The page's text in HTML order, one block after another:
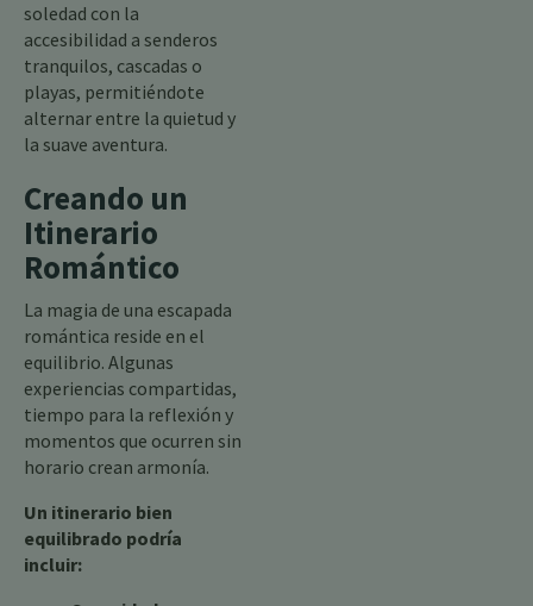
soledad con la
accesibilidad a senderos
tranquilos, cascadas o
playas, permitiéndote
alternar entre la quietud y
la suave aventura.
Creando un
Itinerario
Romántico
La magia de una escapada
romántica reside en el
equilibrio. Algunas
experiencias compartidas,
tiempo para la reflexión y
momentos que ocurren sin
horario crean armonía.
Un itinerario bien
equilibrado podría
incluir: